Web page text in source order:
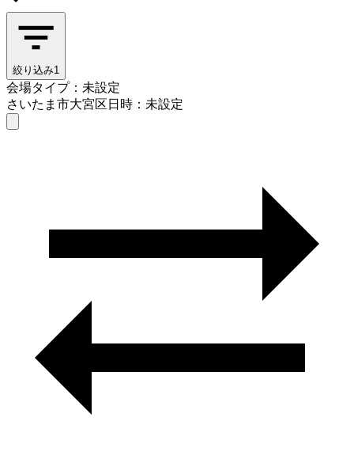
絞り込み1
会場タイプ：未設定
さいたま市大宮区日時：未設定